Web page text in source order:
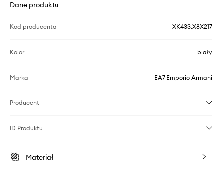
Dane produktu
Kod producenta XK433.X8X217
Kolor biały
Marka EA7 Emporio Armani
Producent
ID Produktu
Materiał